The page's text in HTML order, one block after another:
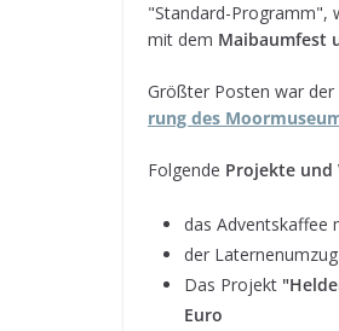
o
o
k
g
e
r
p
p
"Stan­dard-Pro­gramm",
mit dem Mai­baum­fest
Größ­ter Pos­ten war
rung des
Fol­gende Pro­jekte und
das Advents­kaf­fee
der
Das Pro­jekt
Euro